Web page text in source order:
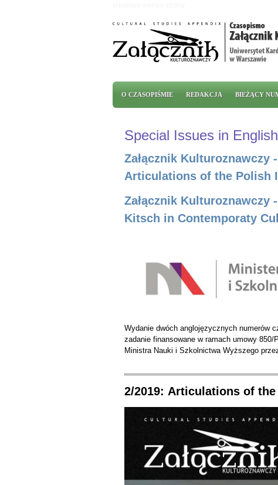
Menu główne
O CZASOPIŚMIE REDAKCJA BIEŻĄCY
Special Issues in English
Załącznik Kulturoznawczy
Articulations of the Polish
Załącznik Kulturoznawczy
Kitsch in Contemporaty
Wydanie dwóch anglojęzycznych numerów
zadanie finansowane w ramach umowy 850/
Ministra Nauki i Szkolnictwa Wyższego
2/2019: Articulations of